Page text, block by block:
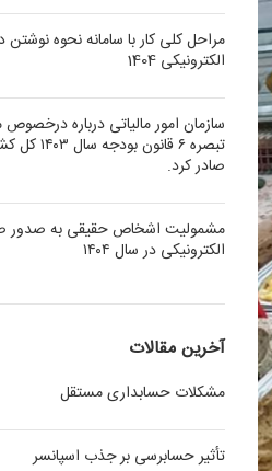
مراحل کلی کار با سامانه نحوه نوشتن
الکترونیکی 1404
سازمان امور مالیاتی درباره
تبصره ۶ قانون
صادر کرد.
مشمولیت اشخاص حقیقی به صدور
الکترونیکی در سال ۱۴۰۴
آخرین مقالات
مشکلات حسابداری مستقل
تأثیر حسابرسی بر جذب اسپانسر